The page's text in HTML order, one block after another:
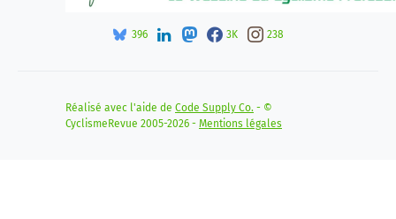
396 3K 238
Réalisé avec l'aide de Code Supply Co. - ©
CyclismeRevue 2005-2026 - Mentions légales